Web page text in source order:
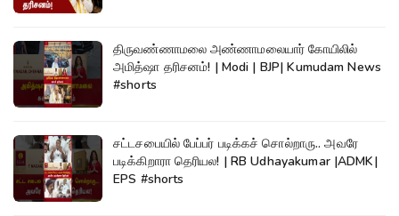
திருவண்ணாமலை அண்ணாமலையார் கோயிலில்
அமித்ஷா தரிசனம்! | Modi | BJP| Kumudam News
#shorts
சட்டசபையில் பேப்பர் படிக்கச் சொல்றாரு.. அவரே
படிக்கிறாரா தெரியல! | RB Udhayakumar |ADMK|
EPS #shorts